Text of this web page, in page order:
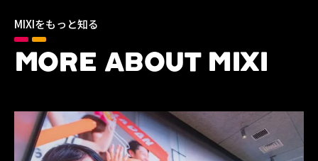
MIXIをもっと知る
MORE ABOUT MIXI